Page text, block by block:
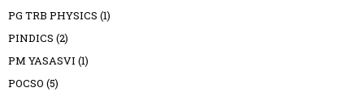
PG TRB PHYSICS (1)
PINDICS (2)
PM YASASVI (1)
POCSO (5)